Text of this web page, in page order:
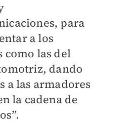
para
a los
como las del
dando
a las armadores
la cadena de